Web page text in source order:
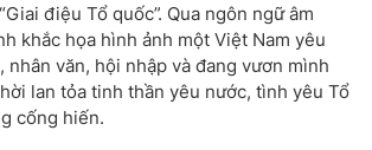
điệu Tổ quốc”. Qua ngôn ngữ âm
khắc họa hình ảnh một Việt Nam yêu
nhân văn, hội nhập và đang vươn mình
lan tỏa tinh thần yêu nước, tình yêu Tổ
cống hiến.